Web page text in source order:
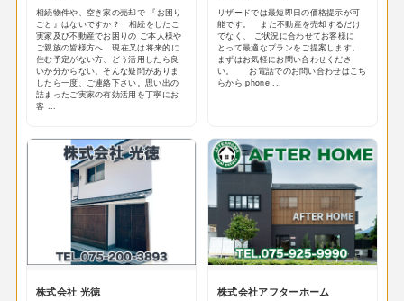
相続物件や、空き家の売却で 『お困り
ごと』はないですか？ 相続をしたご
実家及び不動産でお困りの ご本人様や
ご親族の皆様方へ 現在又は将来的に
住む予定がない方、どう活用したら良
いか分からない。そんな疑問がありま
したら一度、ご連絡下さい。思い出の
詰まったご実家の有効活用を丁寧にお
客 ...
リザードでは最短即日の価格提示が可
能です。 また不動産を売却するだけ
でなく、 ご状況に合わせてお客様に
とって最適なプランをご提案します。
まずはお気軽にお問い合わせくださ
い。 お電話でのお問い合わせはこち
らから phone ...
株式会社 光徳 株式会社アフターホーム